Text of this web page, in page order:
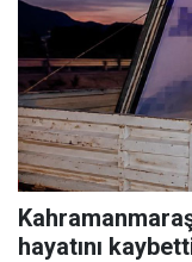
hayatını